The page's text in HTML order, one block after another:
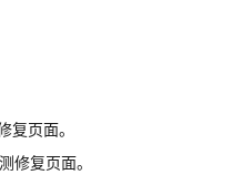
复页面。
修复页面。